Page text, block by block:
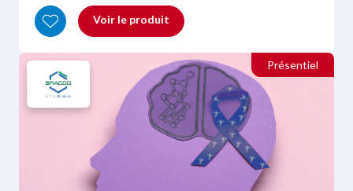
Voir le produit
Présentiel